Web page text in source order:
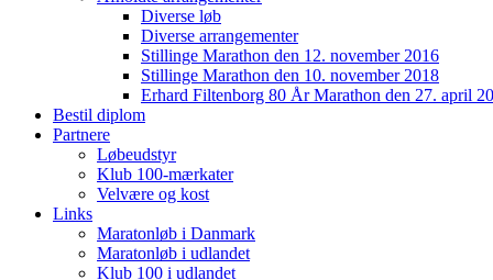
Diverse løb
Diverse arrangementer
Stillinge Marathon den 12. november 2016
Stillinge Marathon den 10. november 2018
Erhard Filtenborg 80 År Marathon den 27. april
Bestil diplom
Partnere
Løbeudstyr
Klub 100-mærkater
Velvære og kost
Links
Maratonløb i Danmark
Maratonløb i udlandet
Klub 100 i udlandet